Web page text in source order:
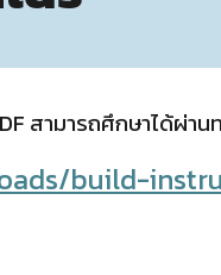
สามารถศึกษาได้ผ่าน
build-